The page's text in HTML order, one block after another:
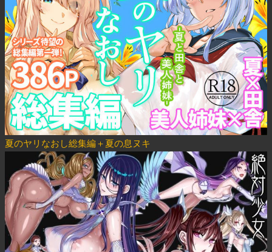
夏のヤリなおし総集編＋夏の息ヌキ